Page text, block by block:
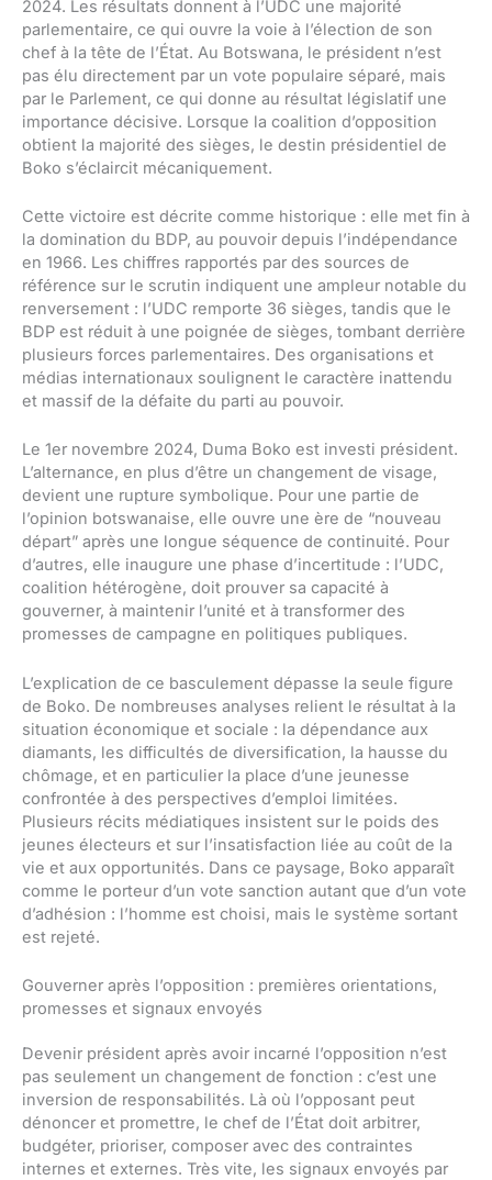
2024. Les résultats donnent à l’UDC une majorité
parlementaire, ce qui ouvre la voie à l’élection de son
chef à la tête de l’État. Au Botswana, le président n’est
pas élu directement par un vote populaire séparé, mais
par le Parlement, ce qui donne au résultat législatif une
importance décisive. Lorsque la coalition d’opposition
obtient la majorité des sièges, le destin présidentiel de
Boko s’éclaircit mécaniquement.
Cette victoire est décrite comme historique : elle met fin à
la domination du BDP, au pouvoir depuis l’indépendance
en 1966. Les chiffres rapportés par des sources de
référence sur le scrutin indiquent une ampleur notable du
renversement : l’UDC remporte 36 sièges, tandis que le
BDP est réduit à une poignée de sièges, tombant derrière
plusieurs forces parlementaires. Des organisations et
médias internationaux soulignent le caractère inattendu
et massif de la défaite du parti au pouvoir.
Le 1er novembre 2024, Duma Boko est investi président.
L’alternance, en plus d’être un changement de visage,
devient une rupture symbolique. Pour une partie de
l’opinion botswanaise, elle ouvre une ère de “nouveau
départ” après une longue séquence de continuité. Pour
d’autres, elle inaugure une phase d’incertitude : l’UDC,
coalition hétérogène, doit prouver sa capacité à
gouverner, à maintenir l’unité et à transformer des
promesses de campagne en politiques publiques.
L’explication de ce basculement dépasse la seule figure
de Boko. De nombreuses analyses relient le résultat à la
situation économique et sociale : la dépendance aux
diamants, les difficultés de diversification, la hausse du
chômage, et en particulier la place d’une jeunesse
confrontée à des perspectives d’emploi limitées.
Plusieurs récits médiatiques insistent sur le poids des
jeunes électeurs et sur l’insatisfaction liée au coût de la
vie et aux opportunités. Dans ce paysage, Boko apparaît
comme le porteur d’un vote sanction autant que d’un vote
d’adhésion : l’homme est choisi, mais le système sortant
est rejeté.
Gouverner après l’opposition : premières orientations,
promesses et signaux envoyés
Devenir président après avoir incarné l’opposition n’est
pas seulement un changement de fonction : c’est une
inversion de responsabilités. Là où l’opposant peut
dénoncer et promettre, le chef de l’État doit arbitrer,
budgéter, prioriser, composer avec des contraintes
internes et externes. Très vite, les signaux envoyés par